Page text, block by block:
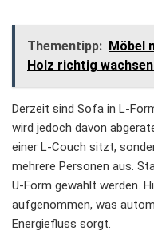
Thementipp: Möbel
Holz richtig
Derzeit sind Sofa in L-
wird jedoch davon
einer L-Couch sitzt,
mehrere Personen aus.
U-Form gewählt werden.
aufgenommen, was
Energiefluss sorgt.